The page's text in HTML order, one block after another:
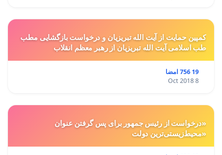
کمپین حمایت از آیت الله تبریزیان و درخواست بازگشایی مطب
طب اسلامی آیت الله تبریزیان از رهبر معظم انقلاب
19 756 امضا
8 Oct 2018
«درخواست از رئیس جمهور برای پس گرفتن عنوان
«محیط‌زیستی‌ترین دولت